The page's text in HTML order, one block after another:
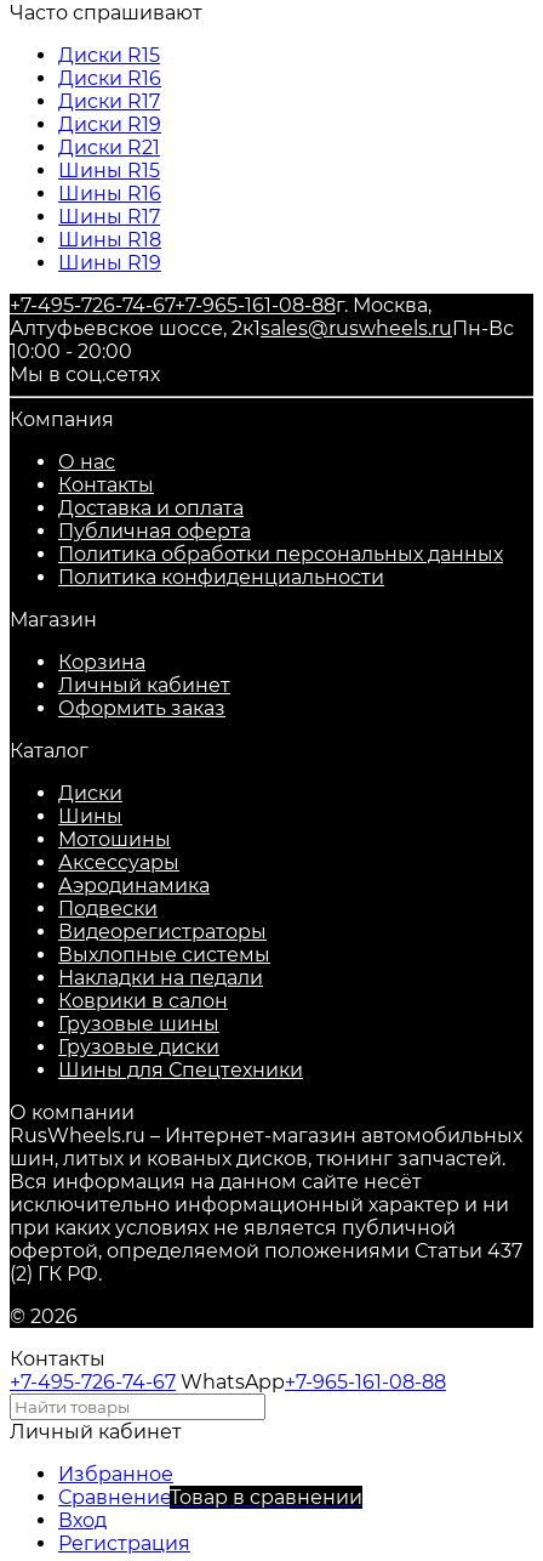
Часто спрашивают
Диски R15
Диски R16
Диски R17
Диски R19
Диски R21
Шины R15
Шины R16
Шины R17
Шины R18
Шины R19
+7-495-726-74-67+7-965-161-08-88г. Москва,
Алтуфьевское шоссе, 2к1sales@ruswheels.ru Пн-Вс
10:00 - 20:00
Мы в соц.сетях
Компания
О нас
Контакты
Доставка и оплата
Публичная оферта
Политика обработки персональных данных
​Политика конфиденциальности
Магазин
Корзина
Личный кабинет
Оформить заказ
Каталог
Диски
Шины
Мотошины
Аксессуары
Аэродинамика
Подвески
Видеорегистраторы
Выхлопные системы
Накладки на педали
Коврики в салон
Грузовые шины
Грузовые диски
Шины для Спецтехники
О компании
RusWheels.ru – Интернет-магазин автомобильных
шин, литых и кованых дисков, тюнинг запчастей.
Вся информация на данном сайте несёт
исключительно информационный характер и ни
при каких условиях не является публичной
офертой, определяемой положениями Статьи 437
(2) ГК РФ.
© 2026
Контакты
+7-495-726-74-67 WhatsApp+7-965-161-08-88
Личный кабинет
Избранное
СравнениеТовар в сравнении
Вход
Регистрация